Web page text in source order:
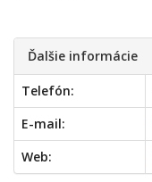
Ďalšie informácie
Telefón:
E-mail:
Web: